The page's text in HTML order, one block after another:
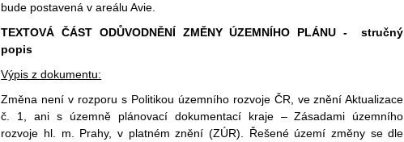
bude postavená v areálu Avie.
TEXTOVÁ ČÁST ODŮVODNĚNÍ ZMĚNY ÚZEMNÍHO PLÁNU - stručný
popis
Výpis z dokumentu:
Změna není v rozporu s Politikou územního rozvoje ČR, ve znění Aktualizace
č. 1, ani s územně plánovací dokumentací kraje – Zásadami územního
rozvoje hl. m. Prahy, v platném znění (ZÚR). Řešené území změny se dle